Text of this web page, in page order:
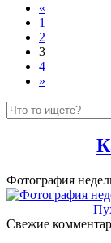
«
1
2
3
4
»
Фотография
Свежие